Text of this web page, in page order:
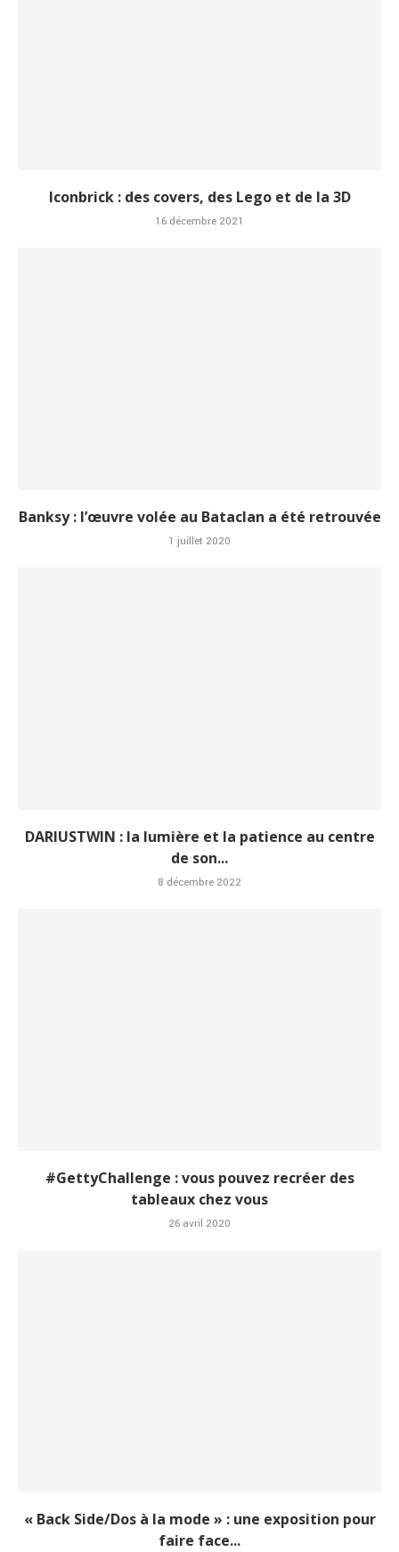
Iconbrick : des covers, des Lego et de la 3D
16 décembre 2021
Banksy : l’œuvre volée au Bataclan a été retrouvée
1 juillet 2020
DARIUSTWIN : la lumière et la patience au centre
de son...
8 décembre 2022
#GettyChallenge : vous pouvez recréer des
tableaux chez vous
26 avril 2020
« Back Side/Dos à la mode » : une exposition pour
faire face...